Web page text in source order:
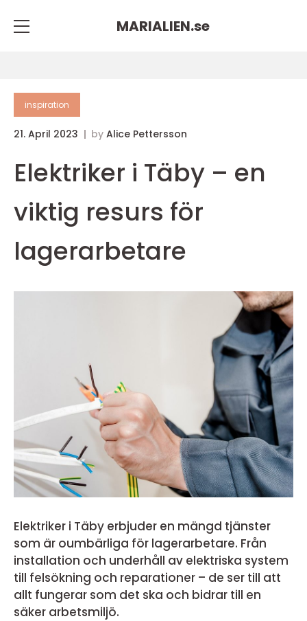
MARIALIEN.se
inspiration
21. April 2023 by Alice Pettersson
Elektriker i Täby – en
viktig resurs för
lagerarbetare
Elektriker i Täby erbjuder en mängd tjänster
som är oumbärliga för lagerarbetare. Från
installation och underhåll av elektriska system
till felsökning och reparationer – de ser till att
allt fungerar som det ska och bidrar till en
säker arbetsmiljö.